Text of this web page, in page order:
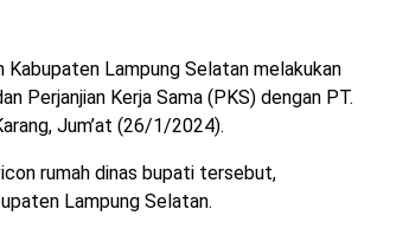
Kabupaten Lampung Selatan melakukan
Perjanjian Kerja Sama (PKS) dengan PT.
Jum’at (26/1/2024).
rumah dinas bupati tersebut,
Lampung Selatan.